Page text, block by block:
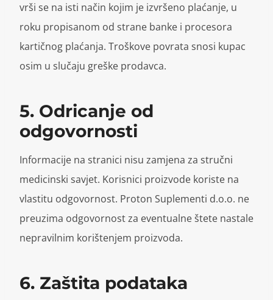
vrši se na isti način kojim je izvršeno plaćanje, u
roku propisanom od strane banke i procesora
kartičnog plaćanja. Troškove povrata snosi kupac
osim u slučaju greške prodavca.
5. Odricanje od
odgovornosti
Informacije na stranici nisu zamjena za stručni
medicinski savjet. Korisnici proizvode koriste na
vlastitu odgovornost. Proton Suplementi d.o.o. ne
preuzima odgovornost za eventualne štete nastale
nepravilnim korištenjem proizvoda.
6. Zaštita podataka